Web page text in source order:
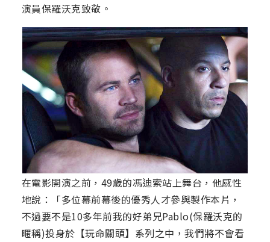
演員保羅沃克致敬。
在電影開演之前，49歲的馮迪索站上舞台，他感性
地說：「多位幕前幕後的優秀人才參與製作本片，
不過要不是10多年前我的好弟兄Pablo(保羅沃克的
暱稱)投身於【玩命關頭】系列之中，我們將不會看